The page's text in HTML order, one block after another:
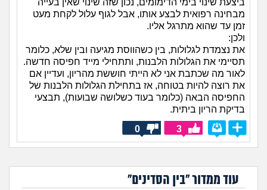
מבחינה רפואית לבצע אותו, אבל לגוף עלול לקחת מעט
זמן עד שהוא מתרגל אליו.
ולכן:
את נצמדת לגלולות, בין כשהווסת מגיעה ובין שלא, כלומר
תסיימי את הגלולות הלבנות, ותתחילי מייד חפיסה חדשה.
לאור מה שכתבת אני לא הייתי חוששת מהריון, ועדיין אם
את רוצה להיות בטוחה, אז בתחילת הגלולות הלבנות של
החפיסה הבאה (כלומר בעוד כשלושה שבועות), תבצעי
בדיקת הריון ביתית.
3
0
עוד ממדור "בין הסדינים"